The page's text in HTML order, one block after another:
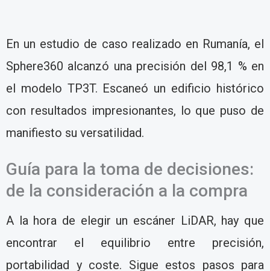
En un estudio de caso realizado en Rumanía, el
Sphere360 alcanzó una precisión del 98,1 % en
el modelo TP3T. Escaneó un edificio histórico
con resultados impresionantes, lo que puso de
manifiesto su versatilidad.
Guía para la toma de decisiones:
de la consideración a la compra
A la hora de elegir un escáner LiDAR, hay que
encontrar el equilibrio entre precisión,
portabilidad y coste. Sigue estos pasos para